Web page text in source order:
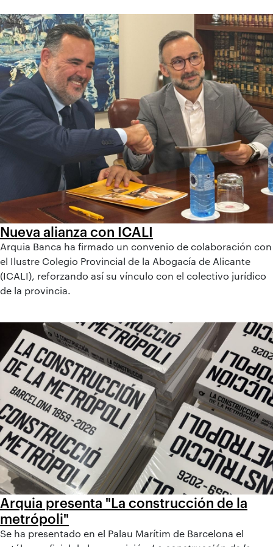
Nueva alianza con ICALI
Arquia Banca ha firmado un convenio de colaboración con
el Ilustre Colegio Provincial de la Abogacía de Alicante
(ICALI), reforzando así su vínculo con el colectivo jurídico
de la provincia.
Arquia presenta "La construcción de la
metrópoli"
Se ha presentado en el Palau Marítim de Barcelona el